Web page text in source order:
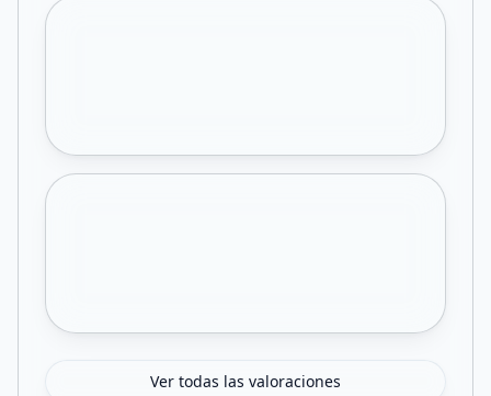
Ver todas las valoraciones